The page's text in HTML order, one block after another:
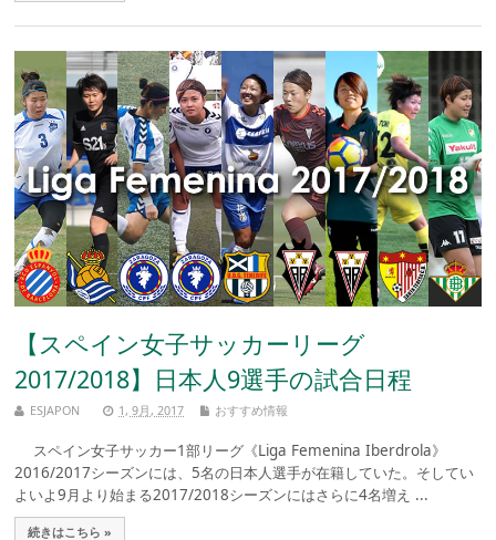
【スペイン女子サッカーリーグ
2017/2018】日本人9選手の試合日程
ESJAPON 1, 9月, 2017 おすすめ情報
スペイン女子サッカー1部リーグ《Liga Femenina Iberdrola》
2016/2017シーズンには、5名の日本人選手が在籍していた。そしてい
よいよ9月より始まる2017/2018シーズンにはさらに4名増え ...
続きはこちら »